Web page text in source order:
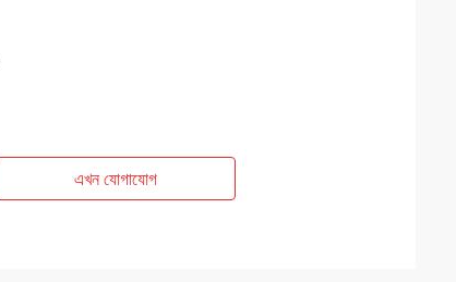
এখন যোগাযোগ